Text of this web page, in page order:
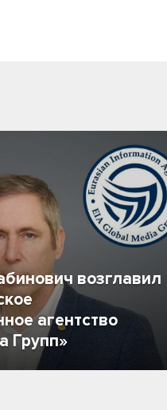
возглавил
агентство
Групп»